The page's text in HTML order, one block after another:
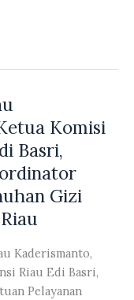
Komisi
Basri,
Gizi
Kaderismanto,
Riau Edi Basri,
Pelayanan